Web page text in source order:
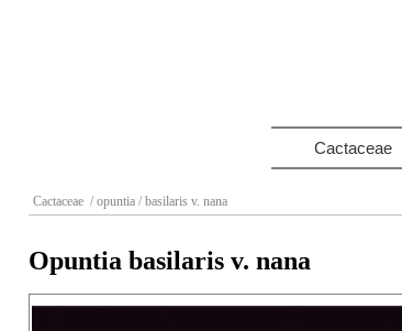
Cactaceae
Cactaceae / opuntia / basilaris v. nana
Opuntia basilaris v. nana